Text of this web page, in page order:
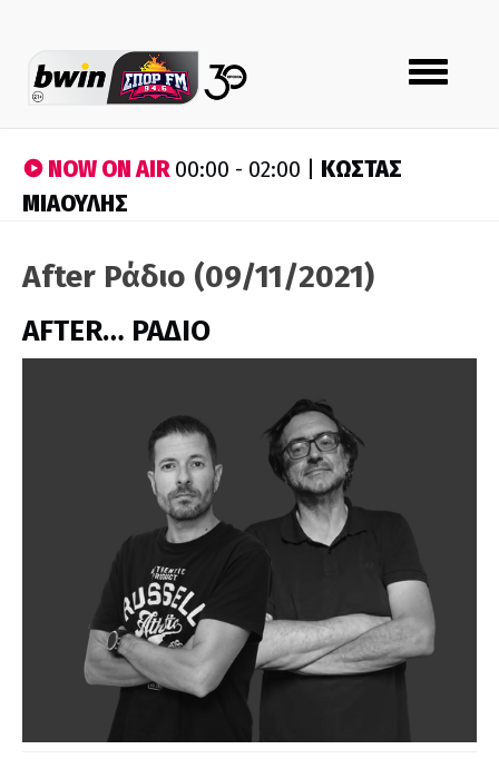
Toggle
navigation
NOW ON AIR00:00 - 02:00 | ΚΩΣΤΑΣ
ΜΙΑΟΥΛΗΣ
After Ράδιο (09/11/2021)
AFTER… ΡΑΔΙΟ